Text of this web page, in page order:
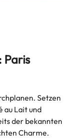
Paris
Setzen
au Lait und
der bekannten
Charme.